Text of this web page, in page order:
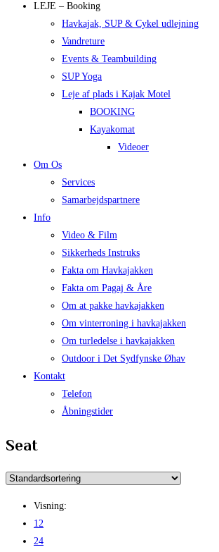
LEJE – Booking
Havkajak, SUP & Cykel udlejning
Vandreture
Events & Teambuilding
SUP Yoga
Leje af plads i Kajak Motel
BOOKING
Kayakomat
Videoer
Om Os
Services
Samarbejdspartnere
Info
Video & Film
Sikkerheds Instruks
Fakta om Havkajakken
Fakta om Pagaj & Åre
Om at pakke havkajakken
Om vinterroning i havkajakken
Om turledelse i havkajakken
Outdoor i Det Sydfynske Øhav
Kontakt
Telefon
Åbningstider
Seat
Visning:
12
24